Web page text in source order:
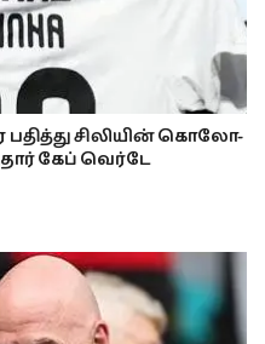
சிலியின் கொலோ-
கேப் வெர்டே